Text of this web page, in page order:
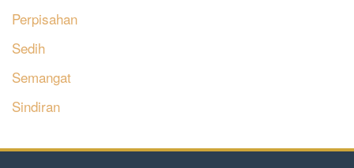
Perpisahan
Sedih
Semangat
Sindiran